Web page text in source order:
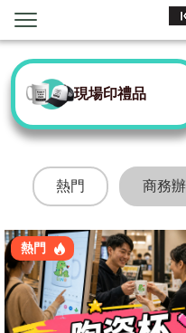
現場印禮品
熱門 商務
熱門